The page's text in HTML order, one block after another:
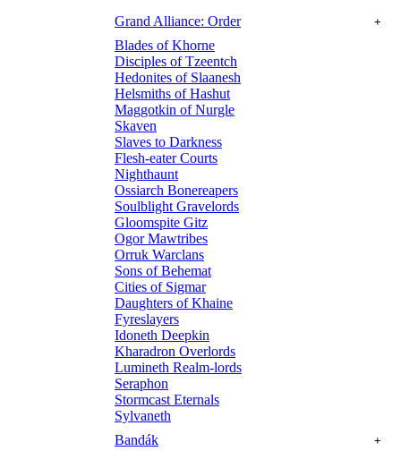
Grand Alliance: Order +
Blades of Khorne
Disciples of Tzeentch
Hedonites of Slaanesh
Helsmiths of Hashut
Maggotkin of Nurgle
Skaven
Slaves to Darkness
Flesh-eater Courts
Nighthaunt
Ossiarch Bonereapers
Soulblight Gravelords
Gloomspite Gitz
Ogor Mawtribes
Orruk Warclans
Sons of Behemat
Cities of Sigmar
Daughters of Khaine
Fyreslayers
Idoneth Deepkin
Kharadron Overlords
Lumineth Realm-lords
Seraphon
Stormcast Eternals
Sylvaneth
Bandák
+